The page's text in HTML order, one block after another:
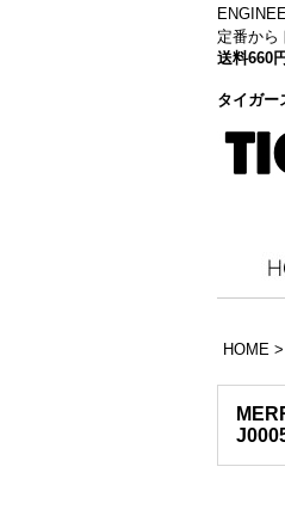
定番から
送料660
タイガー
HOME >